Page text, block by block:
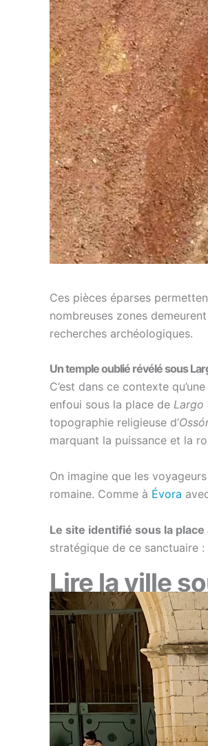
Ces pièces éparses
nombreuses zones
recherches archéologiques.
Un temple oublié révélé sous
C’est dans ce contexte
enfoui sous la place de Largo
topographie religieuse d’
marquant la puissance et la
On imagine que les
romaine. Comme à Évora
Le site identifié sous la
stratégique de ce sanctuaire
Lire la ville